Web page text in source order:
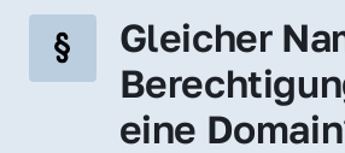
Gleicher
eine